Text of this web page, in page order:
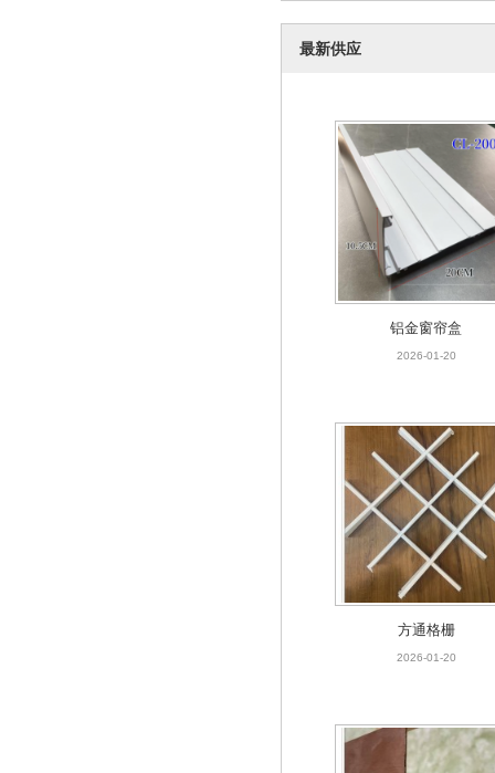
铝金窗帘盒
2026-01-20
方通格栅
2026-01-20
最新供应
铝金窗帘盒
2026-01-20
方通格栅
2026-01-20